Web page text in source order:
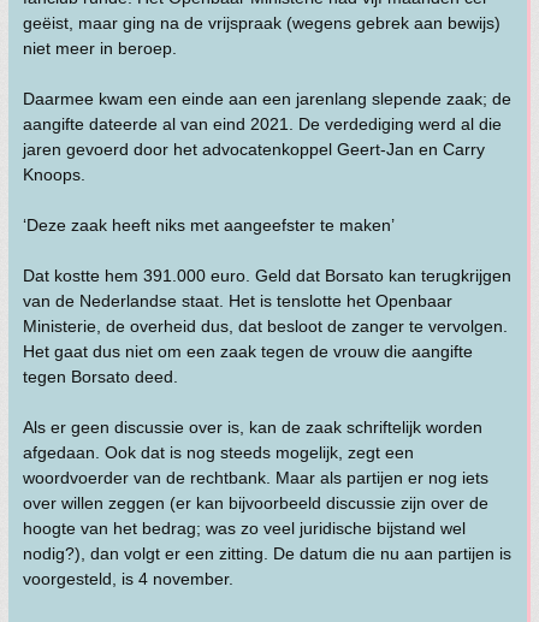
geëist, maar ging na de vrijspraak (wegens gebrek aan bewijs)
niet meer in beroep.
Daarmee kwam een einde aan een jarenlang slepende zaak; de
aangifte dateerde al van eind 2021. De verdediging werd al die
jaren gevoerd door het advocatenkoppel Geert-Jan en Carry
Knoops.
‘Deze zaak heeft niks met aangeefster te maken’
Dat kostte hem 391.000 euro. Geld dat Borsato kan terugkrijgen
van de Nederlandse staat. Het is tenslotte het Openbaar
Ministerie, de overheid dus, dat besloot de zanger te vervolgen.
Het gaat dus niet om een zaak tegen de vrouw die aangifte
tegen Borsato deed.
Als er geen discussie over is, kan de zaak schriftelijk worden
afgedaan. Ook dat is nog steeds mogelijk, zegt een
woordvoerder van de rechtbank. Maar als partijen er nog iets
over willen zeggen (er kan bijvoorbeeld discussie zijn over de
hoogte van het bedrag; was zo veel juridische bijstand wel
nodig?), dan volgt er een zitting. De datum die nu aan partijen is
voorgesteld, is 4 november.